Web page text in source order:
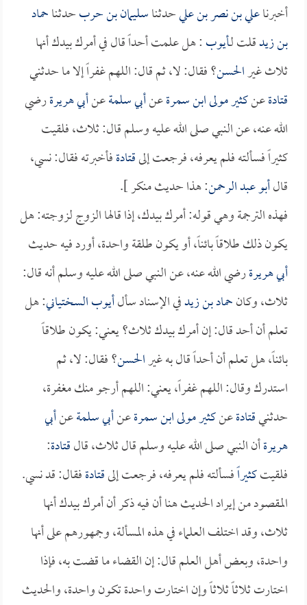
أخبرناعلي بن نصر بن عليحدثناسليمان بن حربحدثناحماد
بن زيدقلت لـأيوب: هل علمت أحداً قال في أمرك بيدك أنها
ثلاث غيرالحسن؟ فقال: لا، ثم قال: اللهم غفراً إلا ما حدثني
قتادةعنكثير مولى ابن سمرةعنأبي سلمةعنأبي هريرةرضي
الله عنه، عن النبي صلى الله عليه وسلم قال: ثلاث، فلقيت
كثيراً فسألته فلم يعرفه، فرجعت إلىقتادةفأخبرته فقال: نسي،
قالأبو عبد الرحمن: هذا حديث منكر ].
فهذه الترجمة وهي قوله: أمرك بيدك، إذا قالها الزوج لزوجته: هل
يكون ذلك طلاقاً بائناً، أو يكون طلقة واحدة، أورد فيه حديث
أبي هريرةرضي الله عنه، عن النبي صلى الله عليه وسلم أنه قال:
ثلاث، وكانحماد بن زيدفي الإسناد سألأيوب السختياني: هل
تعلم أن أحد قال: إن أمرك بيدك ثلاث؟ يعني: يكون طلاقاً
بائناً، هل تعلم أن أحداً قال به غيرالحسن؟ فقال: لا، ثم
استدرك وقال: اللهم غفراً، يعني: اللهم أرجو منك مغفرة،
حدثنيقتادةعنكثير مولى ابن سمرةعنأبي سلمةعنأبي
هريرةأن النبي صلى الله عليه وسلم قال ثلاث، قالقتادة:
فلقيتكثيراًفسألته فلم يعرفه، فرجعت إلىقتادةفقال: قد نسي.
المقصود من إيراد الحديث هنا أن فيه ذكر أن أمرك بيدك أنها
ثلاث، وقد اختلف العلماء في هذه المسألة، وجمهورهم على أنها
واحدة، وبعض أهل العلم قال: إن القضاء ما قضت به، فإذا
اختارت ثلاثاً ثلاثاً وإن اختارت واحدة تكون واحدة، والحديث